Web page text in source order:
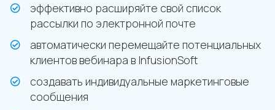
эффективно расширяйте свой список
рассылки по электронной почте
автоматически перемещайте потенциальных
клиентов вебинара в InfusionSoft
создавать индивидуальные маркетинговые
сообщения